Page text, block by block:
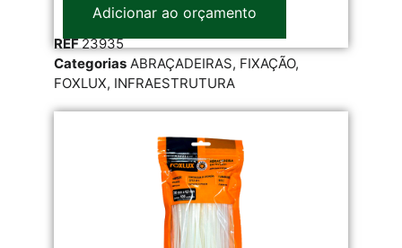
Adicionar ao orçamento
REF23935
Categorias ABRAÇADEIRAS, FIXAÇÃO,
FOXLUX, INFRAESTRUTURA